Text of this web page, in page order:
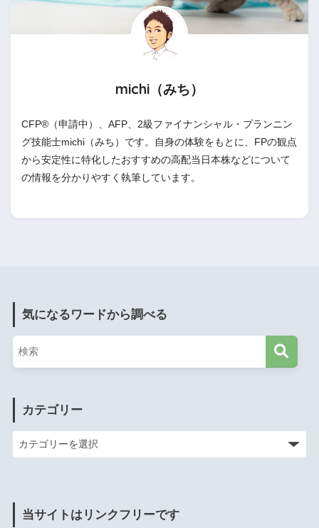
michi（みち）
CFP®（申請中）、AFP、2級ファイナンシャル・プランニン
グ技能士michi（みち）です。自身の体験をもとに、FPの観点
から安定性に特化したおすすめの高配当日本株などについて
の情報を分かりやすく執筆しています。
気になるワードから調べる
カテゴリー
当サイトはリンクフリーです